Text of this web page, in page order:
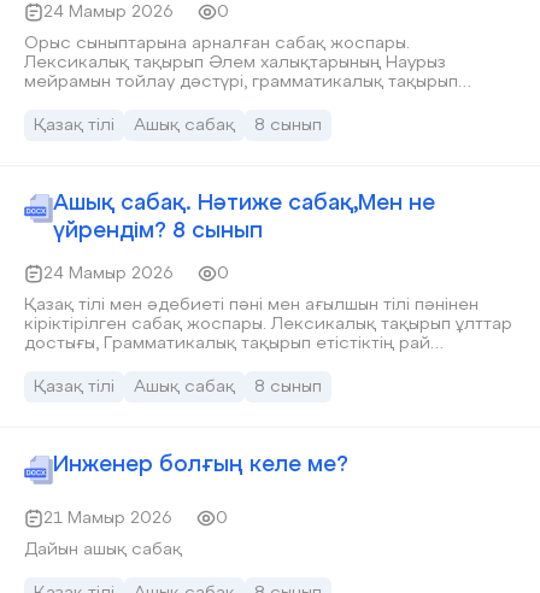
24 Мамыр 2026
0
Орыс сыныптарына арналған сабақ жоспары.
Лексикалық тақырып Әлем халықтарының Наурыз
мейрамын тойлау дәстүрі, грамматикалық тақырып
Қазақ тілі
Ашық сабақ 8 сынып
Ашық сабақ. Нәтиже сабақ,Мен не
үйрендім? 8 сынып
24 Мамыр 2026
0
Қазақ тілі мен әдебиеті пәні мен ағылшын тілі пәнінен
кіріктірілген сабақ жоспары. Лексикалық тақырып ұлттар
достығы, Грамматикалық тақырып етістіктің рай
Қазақ тілі
Ашық сабақ 8 сынып
Инженер болғың келе ме?
21 Мамыр 2026
0
Дайын ашық сабақ